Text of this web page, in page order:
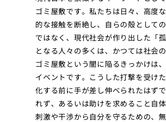
ゴミ屋敷です。私たちは日々、高度
的な接触を断絶し、自らの殻として
ではなく、現代社会が作り出した「
となる人々の多くは、かつては社会
ゴミ屋敷という闇に陥るきっかけは
イベントです。こうした打撃を受け
化する前に手が差し伸べられたはず
れず、あるいは助けを求めること自
刺激や干渉から自分を守るための、